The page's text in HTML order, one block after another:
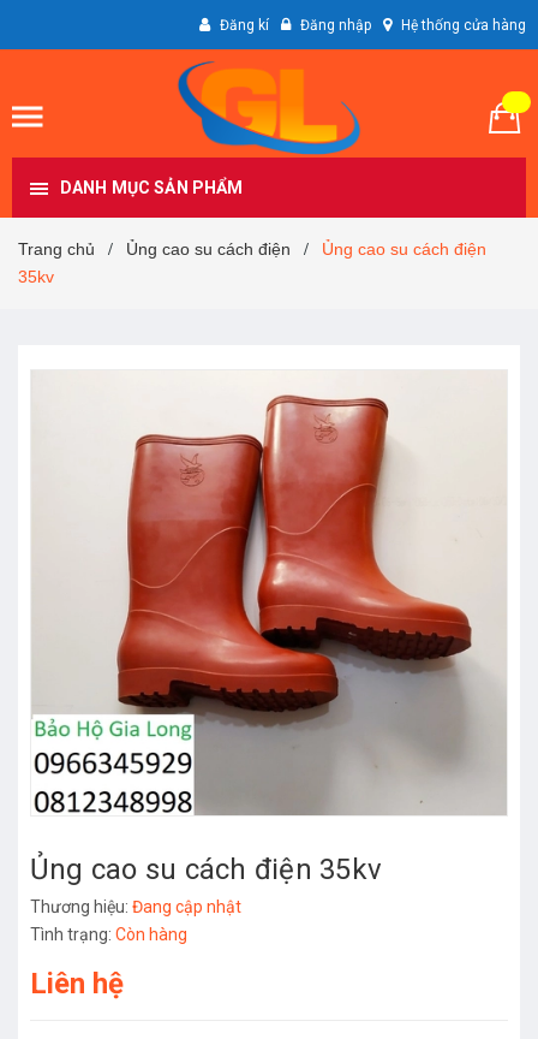
Đăng kí Đăng nhập Hệ thống cửa hàng
DANH MỤC SẢN PHẨM
Trang chủ / Ủng cao su cách điện /
Ủng cao su cách điện
35kv
Ủng cao su cách điện 35kv
Thương hiệu: Đang cập nhật
Tình trạng: Còn hàng
Liên hệ